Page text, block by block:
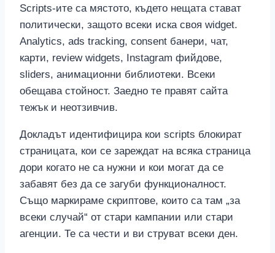
Scripts-ите са мястото, където нещата стават
политически, защото всеки иска своя widget.
Analytics, ads tracking, consent банери, чат,
карти, review widgets, Instagram фийдове,
sliders, анимационни библиотеки. Всеки
обещава стойност. Заедно те правят сайта
тежък и неотзивчив.
Докладът идентифицира кои scripts блокират
страницата, кои се зареждат на всяка страница
дори когато не са нужни и кои могат да се
забавят без да се загуби функционалност.
Също маркираме скриптове, които са там „за
всеки случай“ от стари кампании или стари
агенции. Те са чести и ви струват всеки ден.